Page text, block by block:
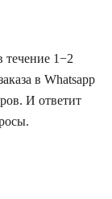
течение 1−2
в Whatsapp
И ответит